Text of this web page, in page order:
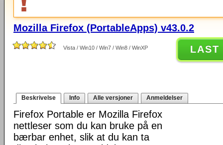
Mozilla Firefox (PortableApps) v43.0.2
Vista / Win10 / Win7 / Win8 / WinXP LAST
Beskrivelse Info Alle versjoner Anmeldelser
Firefox Portable er Mozilla Firefox
nettleser som du kan bruke på en
bærbar enhet, slik at du kan ta